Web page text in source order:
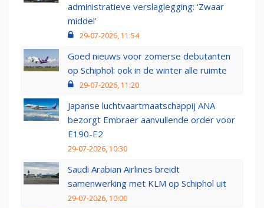
administratieve verslaglegging: ‘Zwaar
middel’
29-07-2026, 11:54
Goed nieuws voor zomerse debutanten
op Schiphol: ook in de winter alle ruimte
29-07-2026, 11:20
Japanse luchtvaartmaatschappij ANA
bezorgt Embraer aanvullende order voor
E190-E2
29-07-2026, 10:30
Saudi Arabian Airlines breidt
samenwerking met KLM op Schiphol uit
29-07-2026, 10:00